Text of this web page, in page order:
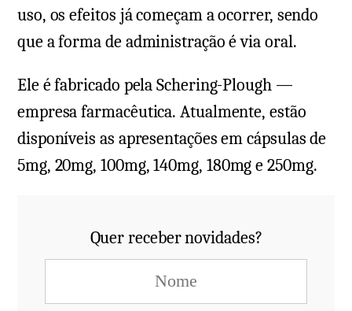
uso, os efeitos já começam a ocorrer, sendo
que a forma de administração é via oral.
Ele é fabricado pela Schering-Plough —
empresa farmacêutica. Atualmente, estão
disponíveis as apresentações em cápsulas de
5mg, 20mg, 100mg, 140mg, 180mg e 250mg.
Quer receber novidades?